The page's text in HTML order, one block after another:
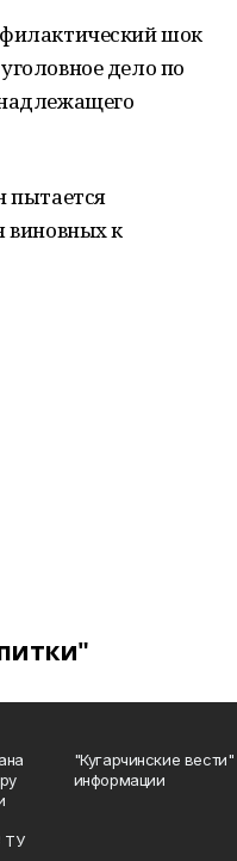
шок
дело по
пытается
виновных к
ТУ
"Кугарчинские
информации